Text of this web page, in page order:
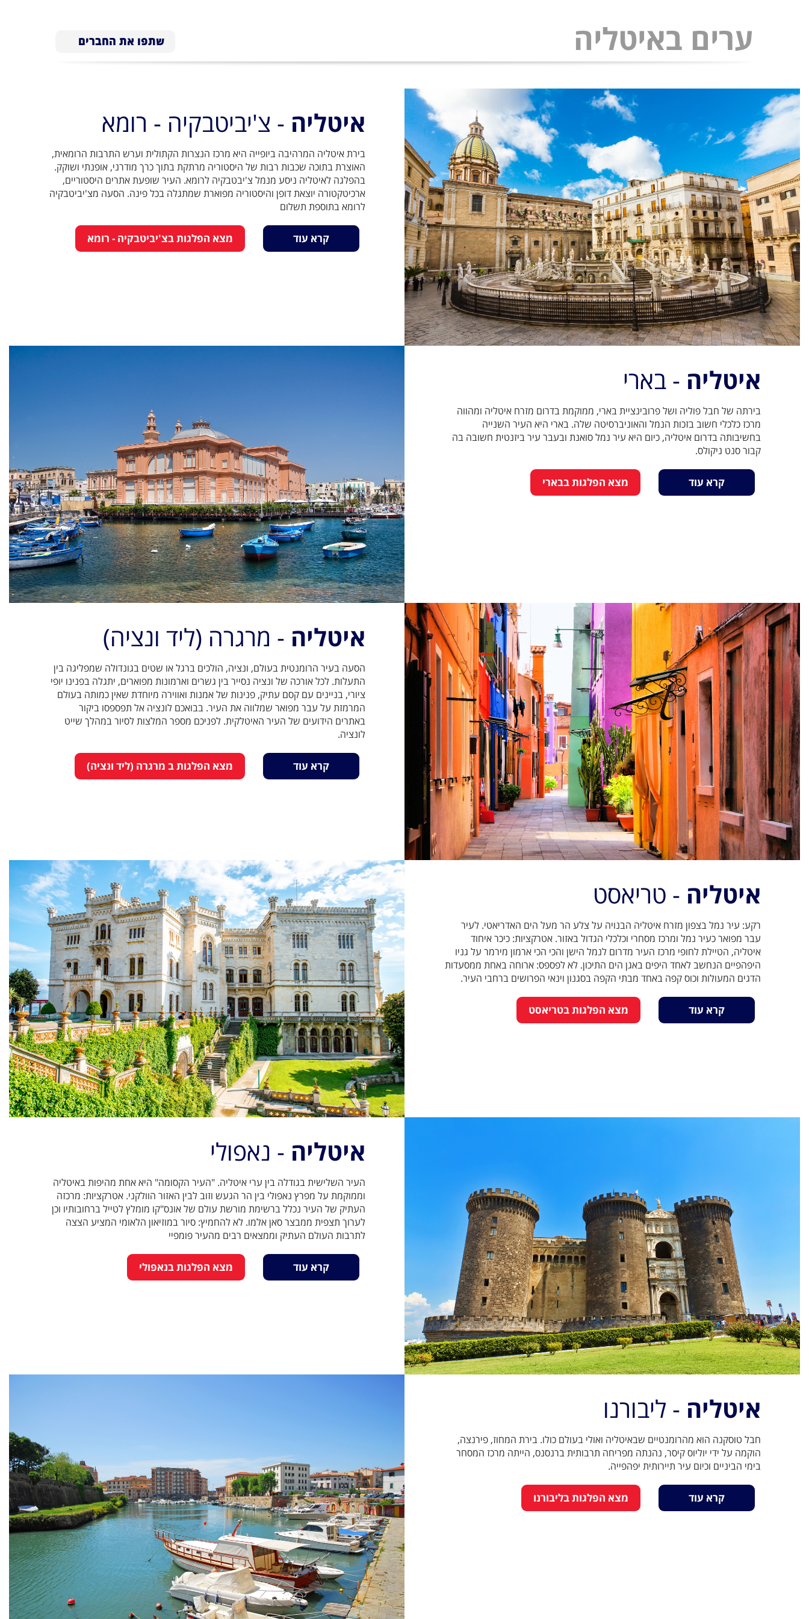
ערים באיטליה שתפו את החברים
איטליה - צ'יביטבקיה - רומא
בירת איטליה המרהיבה ביופייה היא מרכז הנצרות הקתולית וערש התרבות הרומאית,
האוצרת בתוכה שכבות רבות של היסטוריה מרתקת בתוך כרך מודרני, אופנתי ושוקק.
בהפלגה לאיטליה ניסע מנמל צ'יבטבקיה לרומא. העיר שופעת אתרים היסטוריים,
ארכיטקטורה יוצאת דופן והיסטוריה מפוארת שמתגלה בכל פינה. הסעה מצ'יביטבקיה
לרומא בתוספת תשלום
קרא עוד מצא הפלגות בצ'יביטבקיה - רומא
איטליה - בארי
בירתה של חבל פוליה ושל פרובינציית בארי, ממוקמת בדרום מזרח איטליה ומהווה
מרכז כלכלי חשוב בזכות הנמל והאוניברסיטה שלה. בארי היא העיר השנייה
בחשיבותה בדרום איטליה, כיום היא עיר נמל סואנת ובעבר עיר ביזנטית חשובה בה
קבור סנט ניקולס.
קרא עוד מצא הפלגות בבארי
איטליה - מרגרה (ליד ונציה)
הסעה בעיר הרומנטית בעולם, ונציה, הולכים ברגל או שטים בגונדולה שמפליגה בין
התעלות. לכל אורכה של ונציה נסייר בין גשרים וארמונות מפוארים, יתגלה בפנינו יופי
ציורי, בניינים עם קסם עתיק, פנינות של אמנות ואווירה מיוחדת שאין כמותה בעולם
המרמזת על עבר מפואר שמלווה את העיר. בבואכם לונציה אל תפספסו ביקור
באתרים הידועים של העיר האיטלקית. לפניכם מספר המלצות לסיור במהלך שייט
לונציה.
קרא עוד מצא הפלגות ב מרגרה (ליד ונציה)
איטליה - טריאסט
רקע: עיר נמל בצפון מזרח איטליה הבנויה על צלע הר מעל הים האדריאטי. לעיר
עבר מפואר כעיר נמל ומרכז מסחרי וכלכלי הגדול באזור. אטרקציות: כיכר איחוד
איטליה, הטיילת לחופי מרכז העיר מדרום לנמל הישן והכי הכי ארמון מירמר על גניו
היפהפיים הנחשב לאחד היפים באגן הים התיכון. לא לפספס: ארוחה באחת ממסעדות
הדגים המעולות וכוס קפה באחד מבתי הקפה בסגנון וינאי הפרושים ברחבי העיר.
קרא עוד מצא הפלגות בטריאסט
איטליה - נאפולי
העיר השלישית בגודלה בין ערי איטליה. "העיר הקסומה" היא אחת מהיפות באיטליה
וממוקמת על מפרץ נאפולי בין הר הגעש וזוב לבין האזור הוולקני. אטרקציות: מרכזה
העתיק של העיר נכלל ברשימת מורשת עולם של אונס"קו מומלץ לטייל ברחובותיו וכן
לערוך תצפית ממבצר סאן אלמו. לא להחמיץ: סיור במוזיאון הלאומי המציע הצצה
לתרבות העולם העתיק וממצאים רבים מהעיר פומפיי
קרא עוד מצא הפלגות בנאפולי
איטליה - ליבורנו
חבל טוסקנה הוא מהרומנטיים שבאיטליה ואולי בעולם כולו. בירת המחוז, פירנצה,
הוקמה על ידי יוליוס קיסר, נהנתה מפריחה תרבותית ברנסנס, הייתה מרכז המסחר
בימי הביניים וכיום עיר תיירותית יפהפייה.
קרא עוד מצא הפלגות בליבורנו